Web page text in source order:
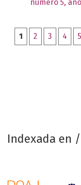
número 5,
1 2 3 4 5
Indexada en